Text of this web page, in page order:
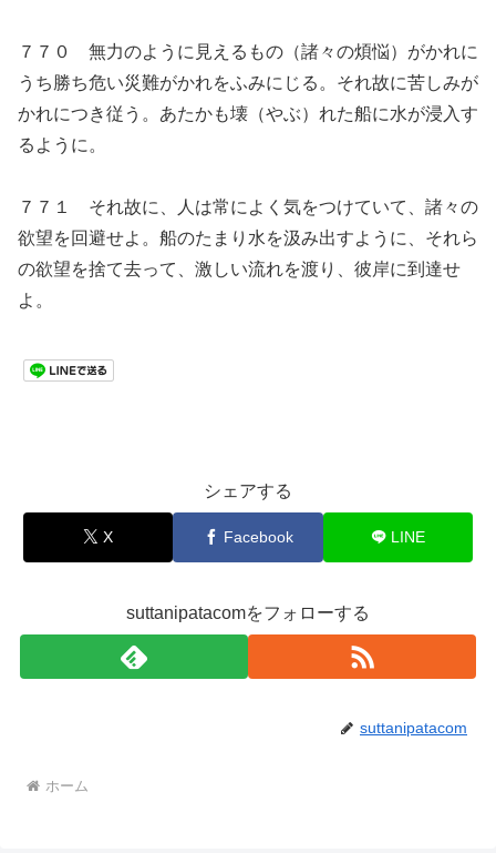
７７０ 無力のように見えるもの（諸々の煩悩）がかれに
うち勝ち危い災難がかれをふみにじる。それ故に苦しみが
かれにつき従う。あたかも壊（やぶ）れた船に水が浸入す
るように。
７７１ それ故に、人は常によく気をつけていて、諸々の
欲望を回避せよ。船のたまり水を汲み出すように、それら
の欲望を捨て去って、激しい流れを渡り、彼岸に到達せ
よ。
シェアする
X Facebook LINE
suttanipatacomをフォローする
suttanipatacom
ホーム